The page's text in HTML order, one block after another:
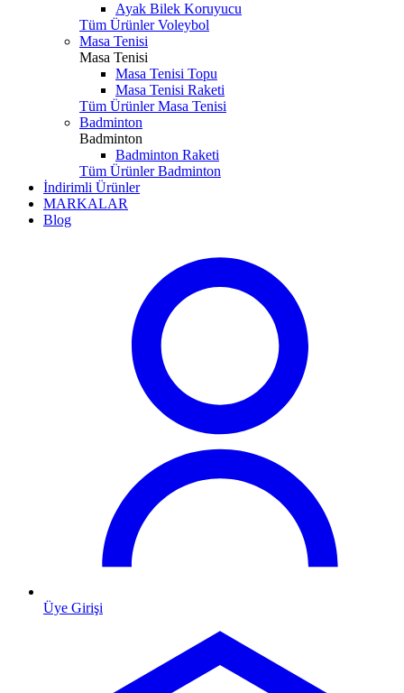
Ayak Bilek Koruyucu
Tüm Ürünler Voleybol
Masa Tenisi
Masa Tenisi
Masa Tenisi Topu
Masa Tenisi Raketi
Tüm Ürünler Masa Tenisi
Badminton
Badminton
Badminton Raketi
Tüm Ürünler Badminton
İndirimli Ürünler
MARKALAR
Blog
Üye Girişi